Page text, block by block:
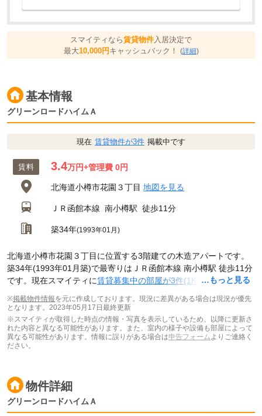
スマイティなら賃貸物件 入居決定で
最大10,000円キャッシュバック！ (詳細)
基本情報
グリーンロードハイムＡ
現在 賃貸物件が3件 掲載中です
賃料 3.4万円+管理費 0円
北海道小樽市花園３丁目 地図を見る
ＪＲ函館本線 南小樽駅 徒歩11分
築34年(1993年01月)
…もっと見る
北海道小樽市花園３丁目に位置する3階建ての木造アパートです。
築34年(1993年01月築)で最寄りはＪＲ函館本線 南小樽駅 徒歩11分
です。現在スマイティに賃貸募集中の部屋が3件(1K)
掲載されてい
※掲載物件情報を元に作成しております。現況に差異がある場合は現況が優先
となります。 2023年05月17日最終更新
※スマイティが取得した時点の情報・写真を表示しているため、以降に更新さ
れた内容と異なる可能性があります。また、室内の様子や設備も部屋によって
異なる可能性があります。情報に誤りがある場合は申告フォーム よりご連絡く
ださい。
物件詳細
グリーンロードハイムＡ